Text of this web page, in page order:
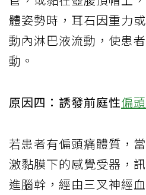
體姿勢時，耳石因重力
動內淋巴液流動，使患
動。
原因四：誘發前庭性偏
若患者有偏頭痛體質，
激黏膜下的感覺受器，
進腦幹，經由三叉神經